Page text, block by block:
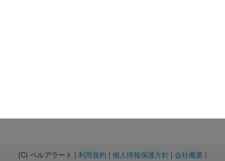
(C) ベルアラート | 利用規約 | 個人情報保護方針 | 会社概要 |